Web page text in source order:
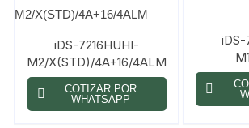
iDS-7216HUHI-
M2/X(STD)/4A+16/4ALM
COTIZAR POR
WHATSAPP
iDS-